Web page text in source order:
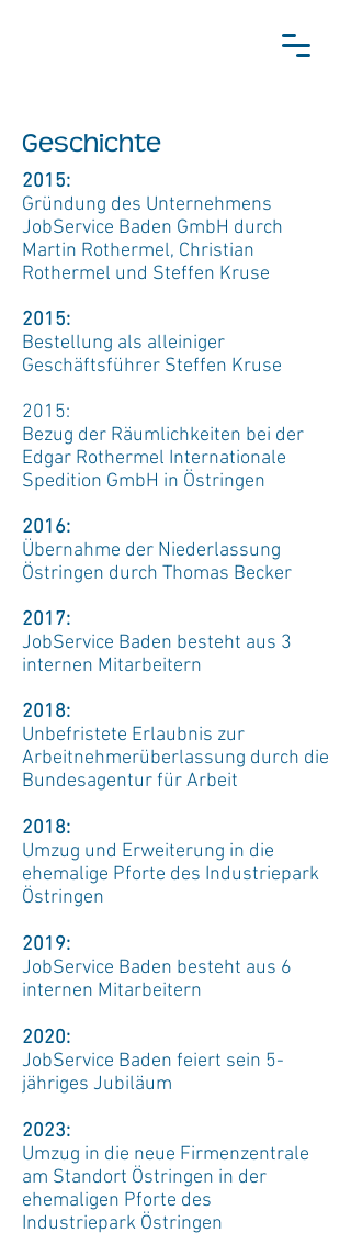
Geschichte
2015:
Gründung des Unternehmens
JobService Baden GmbH durch
Martin Rothermel, Christian
Rothermel und Steffen Kruse
2015:
Bestellung als alleiniger
Geschäftsführer Steffen Kruse
2015:
Bezug der Räumlichkeiten bei der
Edgar Rothermel Internationale
Spedition GmbH in Östringen
2016:
Übernahme der Niederlassung
Östringen durch Thomas Becker
2017:
JobService Baden besteht aus 3
internen Mitarbeitern
2018:
Unbefristete Erlaubnis zur
Arbeitnehmerüberlassung durch die
Bundesagentur für Arbeit
2018:
Umzug und Erweiterung in die
ehemalige Pforte des Industriepark
Östringen
2019:
JobService Baden besteht aus 6
internen Mitarbeitern
2020:
JobService Baden feiert sein 5-
jähriges Jubiläum
2023:
Umzug in die neue Firmenzentrale
am Standort Östringen in der
ehemaligen Pforte des
Industriepark Östringen